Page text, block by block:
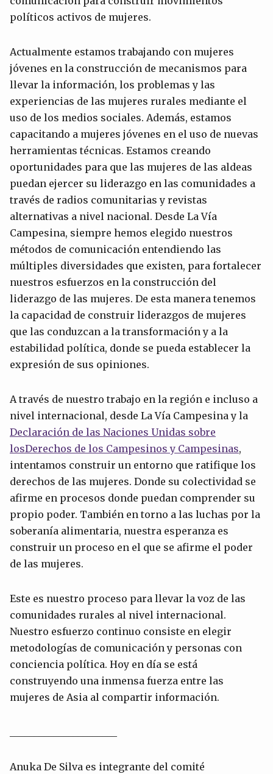
políticos activos de mujeres.
Actualmente estamos trabajando con mujeres
jóvenes en la construcción de mecanismos para
llevar la información, los problemas y las
experiencias de las mujeres rurales mediante el
uso de los medios sociales. Además, estamos
capacitando a mujeres jóvenes en el uso de nuevas
herramientas técnicas. Estamos creando
oportunidades para que las mujeres de las aldeas
puedan ejercer su liderazgo en las comunidades a
través de radios comunitarias y revistas
alternativas a nivel nacional. Desde La Vía
Campesina, siempre hemos elegido nuestros
métodos de comunicación entendiendo las
múltiples diversidades que existen, para fortalecer
nuestros esfuerzos en la construcción del
liderazgo de las mujeres. De esta manera tenemos
la capacidad de construir liderazgos de mujeres
que las conduzcan a la transformación y a la
estabilidad política, donde se pueda establecer la
expresión de sus opiniones.
A través de nuestro trabajo en la región e incluso a
nivel internacional, desde La Vía Campesina y la
Declaración de las Naciones Unidas sobre
losDerechos de los Campesinos y Campesinas,
intentamos construir un entorno que ratifique los
derechos de las mujeres. Donde su colectividad se
afirme en procesos donde puedan comprender su
propio poder. También en torno a las luchas por la
soberanía alimentaria, nuestra esperanza es
construir un proceso en el que se afirme el poder
de las mujeres.
Este es nuestro proceso para llevar la voz de las
comunidades rurales al nivel internacional.
Nuestro esfuerzo continuo consiste en elegir
metodologías de comunicación y personas con
conciencia política. Hoy en día se está
construyendo una inmensa fuerza entre las
mujeres de Asia al compartir información.
Anuka De Silva es integrante del comité